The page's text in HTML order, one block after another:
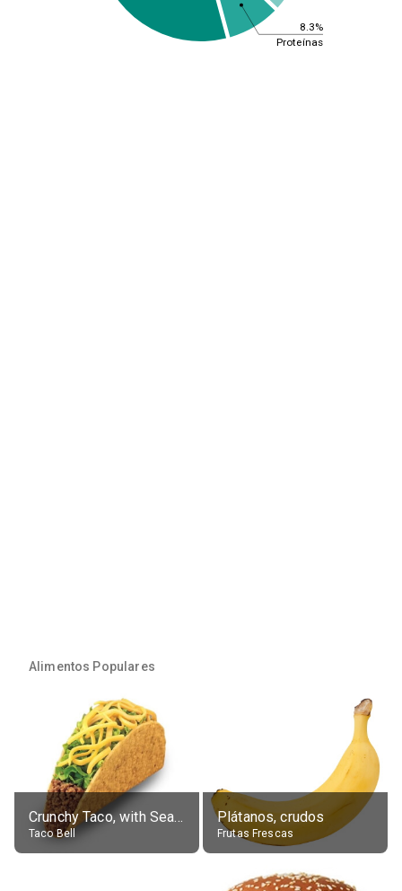
8.3%
Proteínas
Alimentos Populares
Crunchy Taco, with Seasoned Beef
Taco Bell
Plátanos, crudos
Frutas Frescas